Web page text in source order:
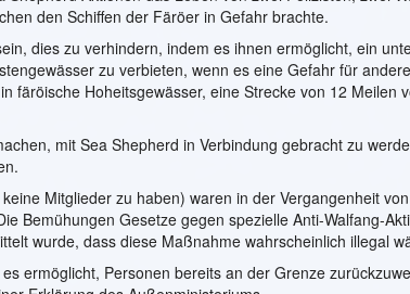
den Schiffen der Färöer in Gefahr brachte.
dies zu verhindern, indem es ihnen ermöglicht, ein
zu verbieten, wenn es eine Gefahr für
färöische Hoheitsgewässer, eine Strecke von 12 Meilen
mit Sea Shepherd in Verbindung gebracht zu
Mitglieder zu haben) waren in der Vergangenheit
Bemühungen Gesetze gegen spezielle Anti-Walfang-
wurde, dass diese Maßnahme wahrscheinlich illegal
ermöglicht, Personen bereits an der Grenze